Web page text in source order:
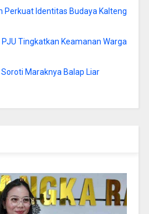
Perkuat Identitas Budaya Kalteng
Tingkatkan Keamanan Warga
Soroti Maraknya Balap Liar